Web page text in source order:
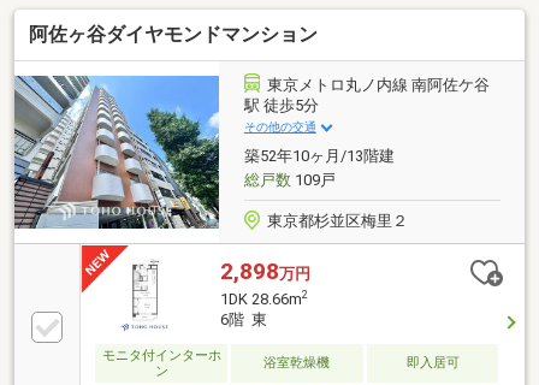
ューズインクローゼットあり・全室 収納あり・全
室 約5.0帖以上
阿佐ヶ谷ダイヤモンドマンション
東京メトロ丸ノ内線 南阿佐ケ谷
駅 徒歩5分
その他の交通
築52年10ヶ月/13階建
総戸数109戸
東京都杉並区梅里２
2,898万円
1DK 28.66m2
6階 東
モニタ付インターホ
ン
浴室乾燥機 即入居可